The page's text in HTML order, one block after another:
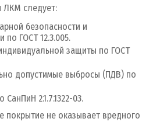
ЛКМ следует:
безопасности и
по ГОСТ 12.3.005.
защиты по ГОСТ
допустимые выбросы (ПДВ) по
2.1.7.1322-03.
покрытие не оказывает вредного